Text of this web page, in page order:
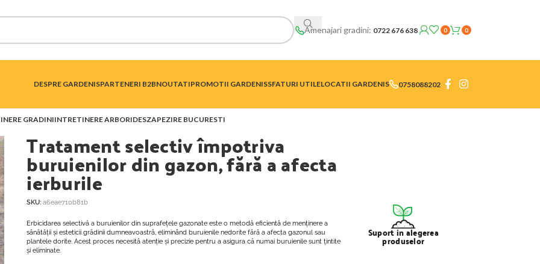
Amenajari gradini: 0722 676 638 0 0
DESPRE GARDENISPARTENERI B2BNOUTATIPROMOTII GARDENISSFATURI UTILELOCATII GARDENIS 0758088202
GRADINIINTRETINERE ARBORIDESZAPEZIRE BUCURESTI
Tratament selectiv împotriva
buruienilor din gazon, fără a afecta
ierburile
SKU:a6eae710b81b
Erbicidarea selectivă a buruienilor din suprafețele gazonate este o metodă eficientă de menținere a
sănătății și esteticii grădinii dumneavoastră, eliminând buruienile nedorite fără a afecta gazonul sau
plantele dorite. Acest proces necesită atenție și precizie pentru a asigura că numai buruienile sunt țintite
și eliminate.
Suport in alegerea
produselor